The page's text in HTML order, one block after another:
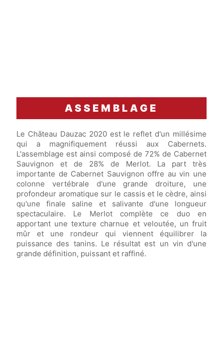
ASSEMBLAGE
Le Château Dauzac 2020 est le reflet d'un millésime
qui a magnifiquement réussi aux Cabernets.
L'assemblage est ainsi composé de 72% de Cabernet
Sauvignon et de 28% de Merlot. La part très
importante de Cabernet Sauvignon offre au vin une
colonne vertébrale d'une grande droiture, une
profondeur aromatique sur le cassis et le cèdre, ainsi
qu'une finale saline et salivante d'une longueur
spectaculaire. Le Merlot complète ce duo en
apportant une texture charnue et veloutée, un fruit
mûr et une rondeur qui viennent équilibrer la
puissance des tanins. Le résultat est un vin d'une
grande définition, puissant et raffiné.